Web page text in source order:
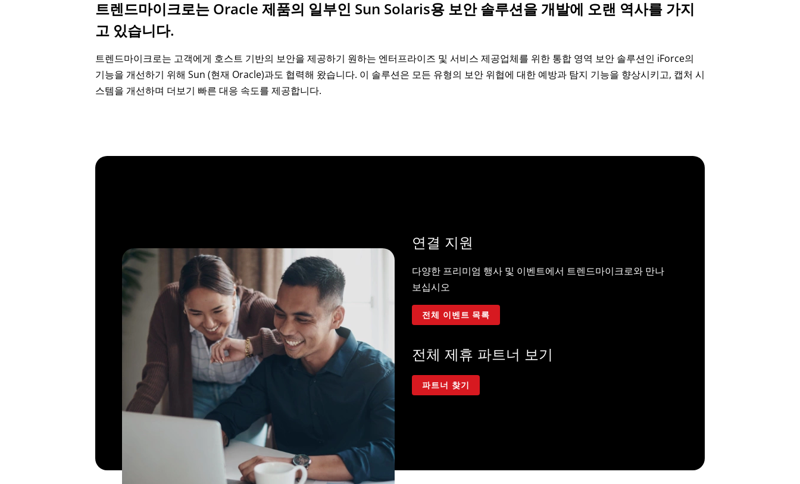
트렌드마이크로는 Oracle 제품의 일부인 Sun Solaris용 보안 솔루션을 개발에 오랜 역사를 가지
고 있습니다.
트렌드마이크로는 고객에게 호스트 기반의 보안을 제공하기 원하는 엔터프라이즈 및 서비스 제공업체를 위한 통합 영역 보안 솔루션인 iForce의
기능을 개선하기 위해 Sun (현재 Oracle)과도 협력해 왔습니다. 이 솔루션은 모든 유형의 보안 위협에 대한 예방과 탐지 기능을 향상시키고, 캡처 시
스템을 개선하며 더보기 빠른 대응 속도를 제공합니다.
연결 지원
다양한 프리미엄 행사 및 이벤트에서 트렌드마이크로와 만나
보십시오
전체 이벤트 목록
전체 제휴 파트너 보기
파트너 찾기